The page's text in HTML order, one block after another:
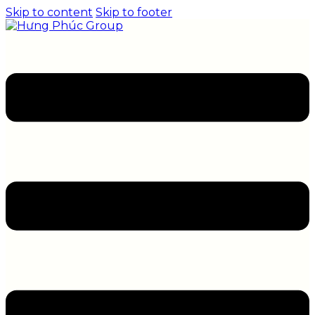
Skip to content Skip to footer